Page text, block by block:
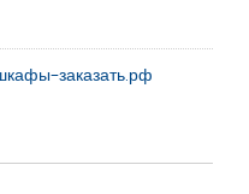
заказать.рф